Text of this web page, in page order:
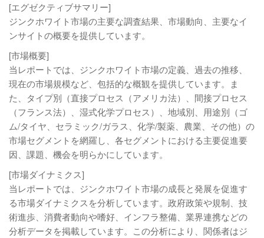
[エグゼクティブサマリー]
ジンクホワイト市場の主要な調査結果、市場動向、主要なイ
ンサイトの概要を提供しています。
[市場概要]
当レポートでは、ジンクホワイト市場の定義、過去の推移、
現在の市場規模など、包括的な概観を提供しています。ま
た、タイプ別（直接プロセス（アメリカ法）、間接プロセス
（フランス法）、湿式化学プロセス）、地域別、用途別（ゴ
ム/タイヤ、セラミック/ガラス、化学/製薬、農業、その他）の
市場セグメントを網羅し、各セグメントにおける主要促進要
因、課題、機会を明らかにしています。
[市場ダイナミクス]
当レポートでは、ジンクホワイト市場の成長と発展を促進す
る市場ダイナミクスを分析しています。政府政策や規制、技
術進歩、消費者動向や嗜好、インフラ整備、業界連携などの
分析データを掲載しています。この分析により、関係者はジ